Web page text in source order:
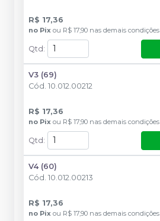
R$ 17,36
no Pix ou R$ 17,90 nas demais condições
Qtd :
V3 (69)
Cód. 10.012.00212
R$ 17,36
no Pix ou R$ 17,90 nas demais condições
Qtd :
V4 (60)
Cód. 10.012.00213
R$ 17,36
no Pix ou R$ 17,90 nas demais condições